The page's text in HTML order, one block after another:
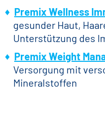
Premix Wellness
gesunder Haut,
Unterstützung des
Premix Weight
Versorgung mit
Mineralstoffen